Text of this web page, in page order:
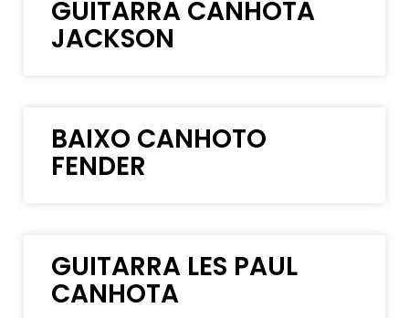
GUITARRA CANHOTA
JACKSON
BAIXO CANHOTO
FENDER
GUITARRA LES PAUL
CANHOTA